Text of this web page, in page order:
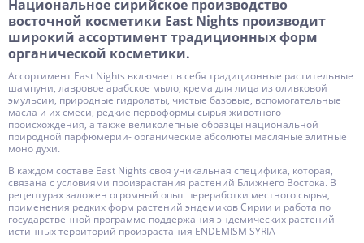
Национальное сирийское производство
восточной косметики East Nights производит
широкий ассортимент традиционных форм
органической косметики.
Ассортимент East Nights включает в себя традиционные растительные
шампуни, лавровое арабское мыло, крема для лица из оливковой
эмульсии, природные гидролаты, чистые базовые, вспомогательные
масла и их смеси, редкие первоформы сырья животного
происхождения, а также великолепные образцы национальной
природной парфюмерии- органические абсолюты масляные элитные
моно духи.
В каждом составе East Nights своя уникальная специфика, которая,
связана с условиями произрастания растений Ближнего Востока. В
рецептурах заложен огромный опыт переработки местного сырья,
применения редких форм растений эндемиков Сирии и работа по
государственной программе поддержания эндемических растений
истинных территорий произрастания ENDEMISM SYRIA